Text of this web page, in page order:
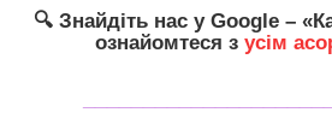
🔍 Знайдіть нас у Google – «
ознайомтеся з усім